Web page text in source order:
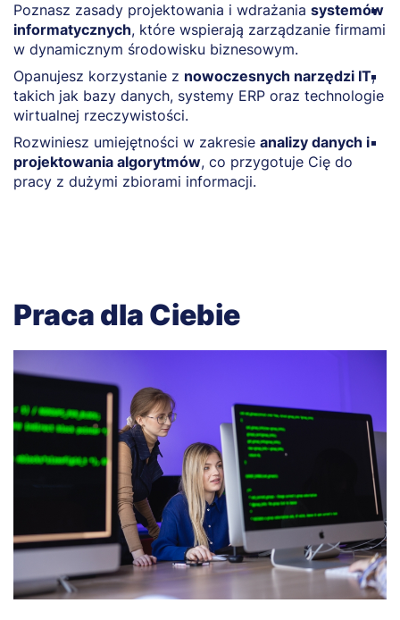
Poznasz zasady projektowania i wdrażania systemów
informatycznych, które wspierają zarządzanie firmami
w dynamicznym środowisku biznesowym.
Opanujesz korzystanie z nowoczesnych narzędzi IT,
takich jak bazy danych, systemy ERP oraz technologie
wirtualnej rzeczywistości.
Rozwiniesz umiejętności w zakresie analizy danych i
projektowania algorytmów, co przygotuje Cię do
pracy z dużymi zbiorami informacji.
Praca dla Ciebie